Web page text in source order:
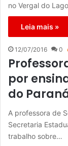
no Vergal do
Leia mais »
12/07/2016 0
por
do
A professora de
Secretaria
trabalho sobre…